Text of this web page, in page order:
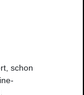
schon